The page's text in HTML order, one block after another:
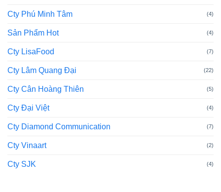
Cty Phú Minh Tâm (4)
Sản Phẩm Hot (4)
Cty LisaFood (7)
Cty Lâm Quang Đại (22)
Cty Cân Hoàng Thiên (5)
Cty Đại Việt (4)
Cty Diamond Communication (7)
Cty Vinaart (2)
Cty SJK (4)